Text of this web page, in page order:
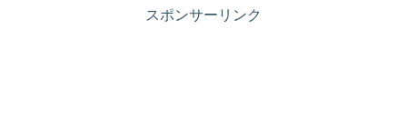
スポンサーリンク